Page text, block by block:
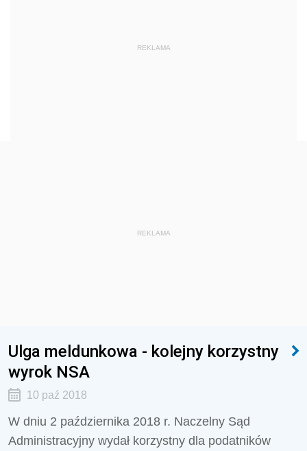
REKLAMA
REKLAMA
Ulga meldunkowa - kolejny korzystny
wyrok NSA
10 paź 2018
W dniu 2 października 2018 r. Naczelny Sąd
Administracyjny wydał korzystny dla podatników